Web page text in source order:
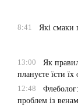
8:41
Які смаки
13:00
Як
плануєте їсти їх
12:48
проблем із